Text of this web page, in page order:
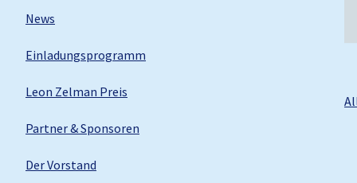
News
Einladungsprogramm
Leon Zelman Preis
Partner & Sponsoren
Der Vorstand